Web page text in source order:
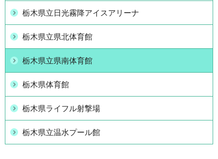
栃木県立日光霧降アイスアリーナ
栃木県立県北体育館
栃木県立県南体育館
栃木県体育館
栃木県ライフル射撃場
栃木県立温水プール館